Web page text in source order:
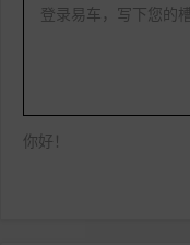
登录易车，写下您的
你好！